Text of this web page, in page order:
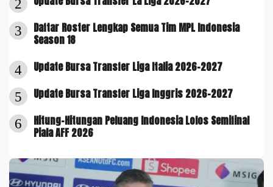
2
3
Daftar Roster Lengkap Semua Tim MPL Indonesia
Season 18
4 Update Bursa Transfer Liga Italia 2026-2027
5 Update Bursa Transfer Liga Inggris 2026-2027
6
Hitung-Hitungan Peluang Indonesia Lolos Semifinal
Piala AFF 2026